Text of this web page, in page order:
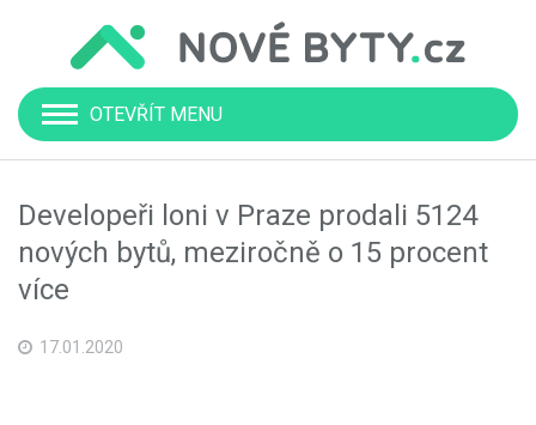
OTEVŘÍT MENU
Developeři loni v Praze prodali 5124
nových bytů, meziročně o 15 procent
více
17.01.2020